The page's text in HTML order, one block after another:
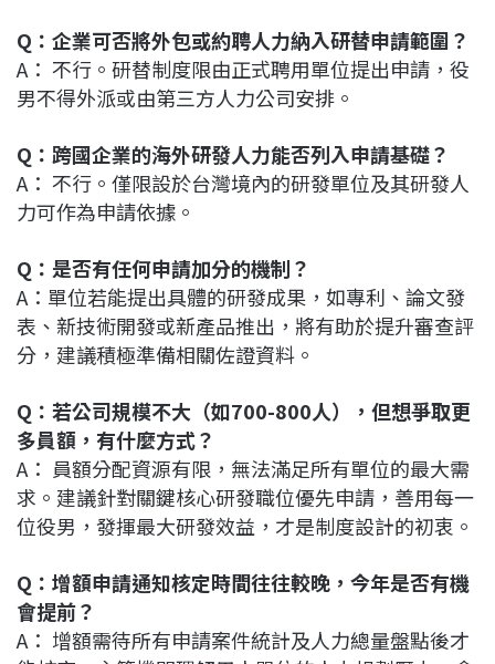
Q：企業可否將外包或約聘人力納入研替申請範圍？
A： 不行。研替制度限由正式聘用單位提出申請，役
男不得外派或由第三方人力公司安排。
Q：跨國企業的海外研發人力能否列入申請基礎？
A： 不行。僅限設於台灣境內的研發單位及其研發人
力可作為申請依據。
Q：是否有任何申請加分的機制？
A：單位若能提出具體的研發成果，如專利、論文發
表、新技術開發或新產品推出，將有助於提升審查評
分，建議積極準備相關佐證資料。
Q：若公司規模不大（如700-800人），但想爭取更
多員額，有什麼方式？
A： 員額分配資源有限，無法滿足所有單位的最大需
求。建議針對關鍵核心研發職位優先申請，善用每一
位役男，發揮最大研發效益，才是制度設計的初衷。
Q：增額申請通知核定時間往往較晚，今年是否有機
會提前？
A： 增額需待所有申請案件統計及人力總量盤點後才